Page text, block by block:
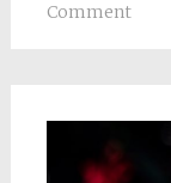
Comment